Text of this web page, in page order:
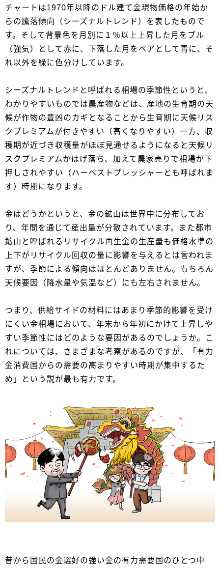
チャートは1970年以降のドル建て金現物価格の年始か
らの騰落傾向（シーズナルトレンド）を表したもので
す。そして背景色を月別に１％以上上昇した月をブル
（強気）として赤に、下落した月をベアとして青に、そ
れ以外を緑に色分けしています。
シーズナルトレンドと呼ばれる相場の季節性というと、
わかりやすいものでは農産物などは、産地の生育期の天
候が作物の豊凶のカギとなることから生育期に天候リス
クプレミアムが付きやすい（高くなりやすい）一方、収
穫期が近づき収穫量がほぼ見通せるようになると天候リ
スクプレミアムがはげ落ち、加えて農家売りで相場が下
押しされやすい（ハーベストプレッシャーとも呼ばれま
す）時期になります。
金はどうかというと、金の鉱山は世界中に分布してお
り、年間を通じて産出量が分散されています。また都市
鉱山と呼ばれるリサイクル再生金の生産量も価格水準の
上下がリサイクル回収の量に影響を与えるとは言われま
すが、季節による傾向はほとんどありません。もちろん
天候要因（降水量や気温など）にも左右されません。
つまり、供給サイドの材料にはあまり季節的影響を受け
にくい金相場において、年末から年初にかけて上昇しや
すい季節性にはどのような要因があるのでしょうか。こ
れについては、さまざまな考察があるのですが、「有力
金消費国からの需要の高まりやすい時期が集中するた
め」という説が最も有力です。
昔から国民の金選好の強い金の有力需要国のひとつ中